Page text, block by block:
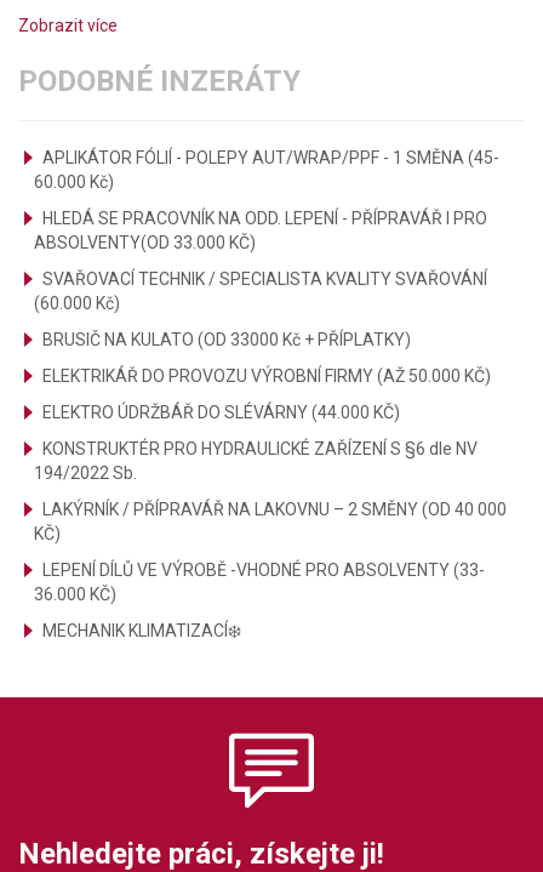
Zobrazit více
PODOBNÉ INZERÁTY
APLIKÁTOR FÓLIÍ - POLEPY AUT/WRAP/PPF - 1 SMĚNA (45-
60.000 Kč)
HLEDÁ SE PRACOVNÍK NA ODD. LEPENÍ - PŘÍPRAVÁŘ I PRO
ABSOLVENTY(OD 33.000 KČ)
SVAŘOVACÍ TECHNIK / SPECIALISTA KVALITY SVAŘOVÁNÍ
(60.000 Kč)
BRUSIČ NA KULATO (OD 33000 Kč + PŘÍPLATKY)
ELEKTRIKÁŘ DO PROVOZU VÝROBNÍ FIRMY (AŽ 50.000 KČ)
ELEKTRO ÚDRŽBÁŘ DO SLÉVÁRNY (44.000 KČ)
KONSTRUKTÉR PRO HYDRAULICKÉ ZAŘÍZENÍ S §6 dle NV
194/2022 Sb.
LAKÝRNÍK / PŘÍPRAVÁŘ NA LAKOVNU – 2 SMĚNY (OD 40 000
KČ)
LEPENÍ DÍLŮ VE VÝROBĚ -VHODNÉ PRO ABSOLVENTY (33-
36.000 KČ)
MECHANIK KLIMATIZACÍ❄️
Nehledejte práci, získejte ji!